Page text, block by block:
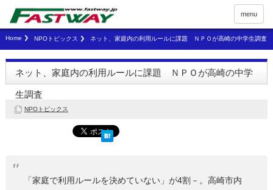
menu
Home NPOトピックス ネット、家庭内の利用ルールに課題 ＮＰＯが高崎の中学生調査
ネット、家庭内の利用ルールに課題 ＮＰＯが高崎の中学
生調査
NPOトピックス
「家庭で利用ルールを決めていない」が4割－。高崎市内